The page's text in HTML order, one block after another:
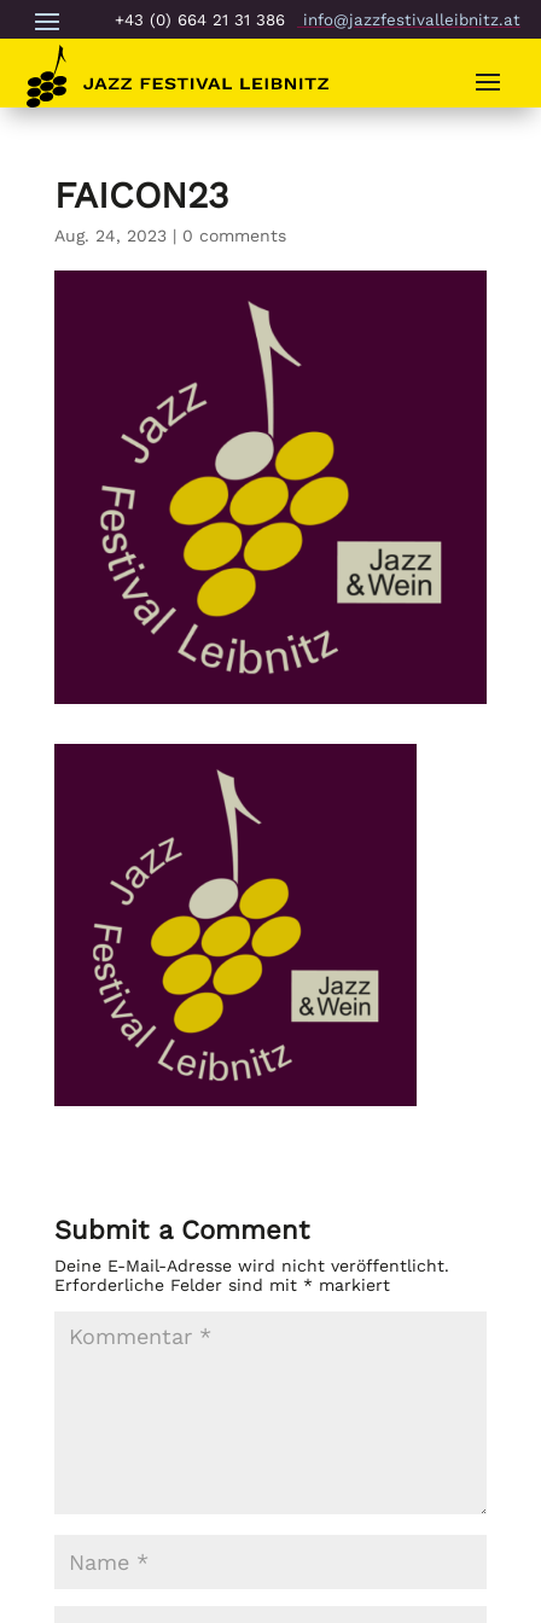
+43 (0) 664 21 31 386 info@jazzfestivalleibnitz.at
FAICON23
Aug. 24, 2023| 0 comments
Submit a Comment
Deine E-Mail-Adresse wird nicht veröffentlicht.
Erforderliche Felder sind mit *markiert